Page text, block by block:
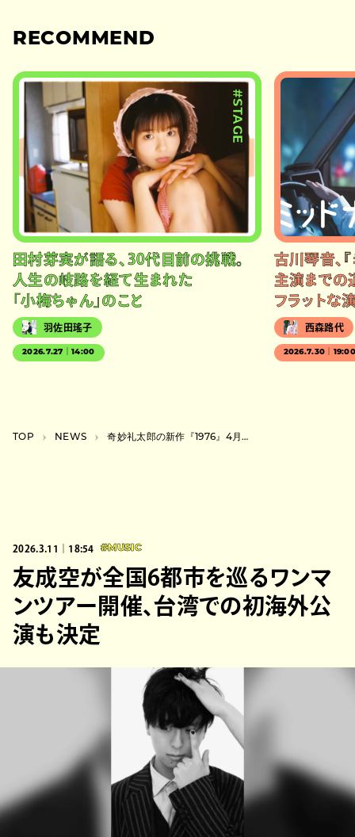
RECOMMEND
#STAGE
田村芽実が語る、30代目前の挑戦。
人生の岐路を経て生まれた
「小梅ちゃん」のこと
羽佐田瑤子
2026.7.27｜14:00
古川琴音、
主演までの
フラットな
西森路代
2026.7.30｜
TOP NEWS 奇妙礼太郎の新作『1976』4月発売。武道館ゲストも発表
2026.3.11｜18:54 #MUSIC
友成空が全国6都市を巡るワンマ
ンツアー開催、台湾での初海外公
演も決定